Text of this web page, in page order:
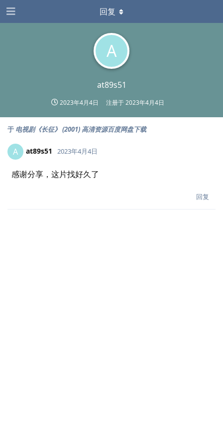
A
at89s51
2023年4月4日 注册于2023年4月4日
回复
于 电视剧《长征》 (2001) 高清资源百度网盘下载
A at89s51 2023年4月4日
感谢分享，这片找好久了
回复